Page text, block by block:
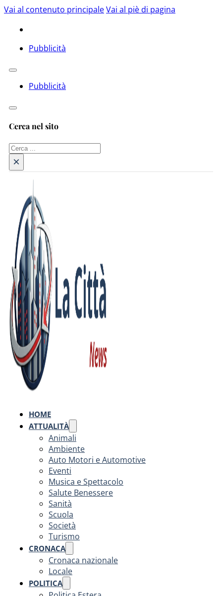
Vai al contenuto principaleVai al piè di pagina
Pubblicità
Pubblicità
Cerca nel sito
Cerca
×
HOME
ATTUALITÀ
Animali
Ambiente
Auto Motori e Automotive
Eventi
Musica e Spettacolo
Salute Benessere
Sanità
Scuola
Società
Turismo
CRONACA
Cronaca nazionale
Locale
POLITICA